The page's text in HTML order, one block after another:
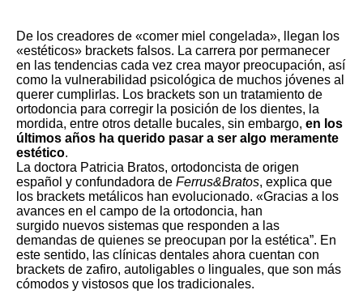
De los creadores de «comer miel congelada», llegan los
«estéticos» brackets falsos. La carrera por permanecer
en las tendencias cada vez crea mayor preocupación, así
como la vulnerabilidad psicológica de muchos jóvenes al
querer cumplirlas. Los brackets son un tratamiento de
ortodoncia para corregir la posición de los dientes, la
mordida, entre otros detalle bucales, sin embargo, en los
últimos años ha querido pasar a ser algo meramente
estético.
La doctora Patricia Bratos, ortodoncista de origen
español y confundadora de Ferrus&Bratos, explica que
los brackets metálicos han evolucionado. «Gracias a los
avances en el campo de la ortodoncia, han
surgido nuevos sistemas que responden a las
demandas de quienes se preocupan por la estética”. En
este sentido, las clínicas dentales ahora cuentan con
brackets de zafiro, autoligables o linguales, que son más
cómodos y vistosos que los tradicionales.